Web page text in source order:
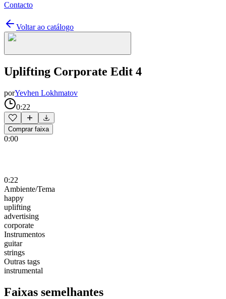
Contacto
Voltar ao catálogo
Uplifting Corporate Edit 4
porYevhen Lokhmatov
0:22
Comprar faixa
0:00
0:22
Ambiente/Tema
happy
uplifting
advertising
corporate
Instrumentos
guitar
strings
Outras tags
instrumental
Faixas semelhantes